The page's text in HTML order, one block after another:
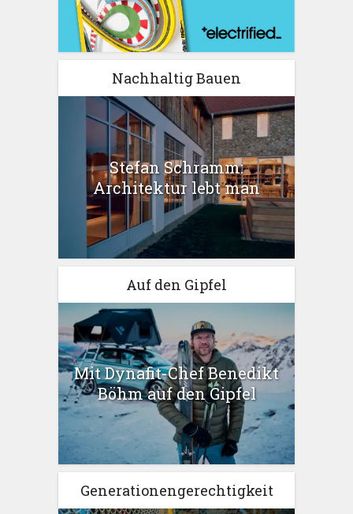
Nachhaltig Bauen
Stefan Schramm:
Architektur lebt man
Auf den Gipfel
Mit Dynafit-Chef Benedikt
Böhm auf den Gipfel
Generationengerechtigkeit